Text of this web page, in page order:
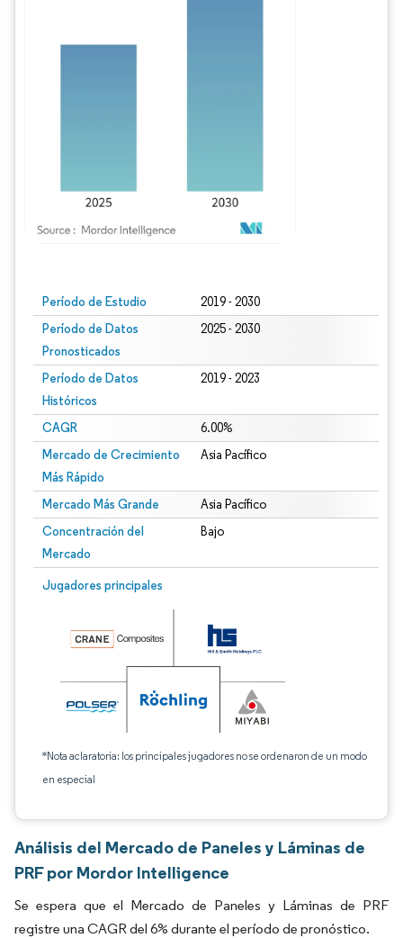
Período de Estudio 2019 - 2030
Período de Datos
Pronosticados
2025 - 2030
Período de Datos
Históricos
2019 - 2023
CAGR 6.00%
Mercado de Crecimiento
Más Rápido
Asia Pacífico
Mercado Más Grande Asia Pacífico
Concentración del
Mercado
Bajo
Jugadores principales
*Nota aclaratoria: los principales jugadores no se ordenaron de un modo
en especial
Análisis del Mercado de Paneles y Láminas de
PRF por Mordor Intelligence
Se espera que el Mercado de Paneles y Láminas de PRF
registre una CAGR del 6% durante el período de pronóstico.